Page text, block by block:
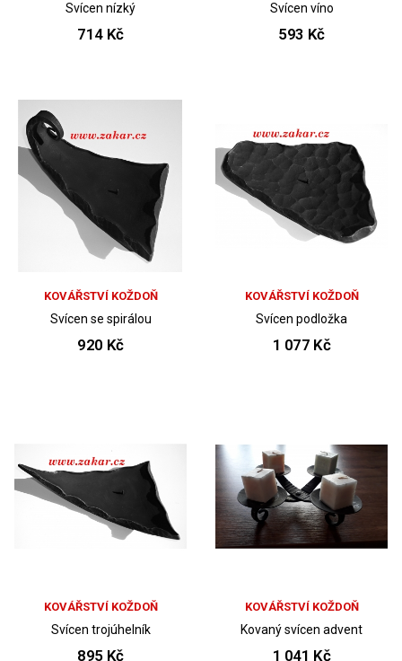
Svícen nízký
714 Kč
Svícen víno
593 Kč
KOVÁŘSTVÍ KOŽDOŇ
Svícen se spirálou
920 Kč
KOVÁŘSTVÍ KOŽDOŇ
Svícen podložka
1 077 Kč
KOVÁŘSTVÍ KOŽDOŇ
Svícen trojúhelník
895 Kč
KOVÁŘSTVÍ KOŽDOŇ
Kovaný svícen advent
1 041 Kč